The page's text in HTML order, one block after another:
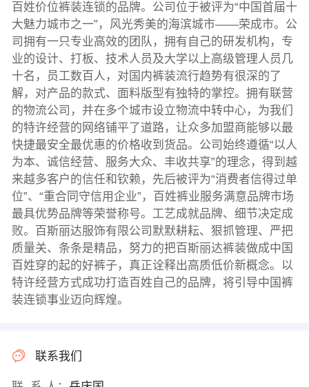
百姓价位裤装连锁的品牌。公司位于被评为“中国首届十
大魅力城市之一”，风光秀美的海滨城市——荣成市。公
司拥有一只专业高效的团队，拥有自己的研发机构，专
业的设计、打板、技术人员及大学以上高级管理人员几
十名，员工数百人，对国内裤装流行趋势有很深的了
解，对产品的款式、面料版型有独特的掌控。拥有联营
的物流公司，并在多个城市设立物流中转中心，为我们
的特许经营的网络铺平了道路，让众多加盟商能够以最
快捷最安全最优惠的价格收到货品。公司始终遵循“以人
为本、诚信经营、服务大众、丰收共享”的理念，得到越
来越多客户的信任和钦赖，先后被评为“消费者信得过单
位”、“重合同守信用企业”，百姓裤业服务满意品牌市场
最具优势品牌等荣誉称号。工艺成就品牌、细节决定成
败。百斯丽达服饰有限公司默默耕耘、狠抓管理、严把
质量关、条条是精品，努力的把百斯丽达裤装做成中国
百姓穿的起的好裤子，真正诠释出高质低价新概念。以
特许经营方式成功打造百姓自己的品牌，将引导中国裤
装连锁事业迈向辉煌。
联系我们